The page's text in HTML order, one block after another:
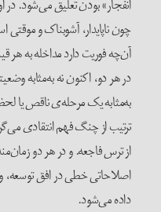
انفجار» بودن تعلیق می‌شود.
چون ناپایدار، آشوبناک و
آن‌چه فوریت دارد مداخله به هر
در هر دو، اکنون نه به‌مثابه
به‌مثابه یک مرحله‌ی ناقص یا
ترتیب از چنگ فهم انتقادی
از ترس فاجعه. و در هر دو
اصلاحاتی خطی در افق توسعه،
داده می‌شود.